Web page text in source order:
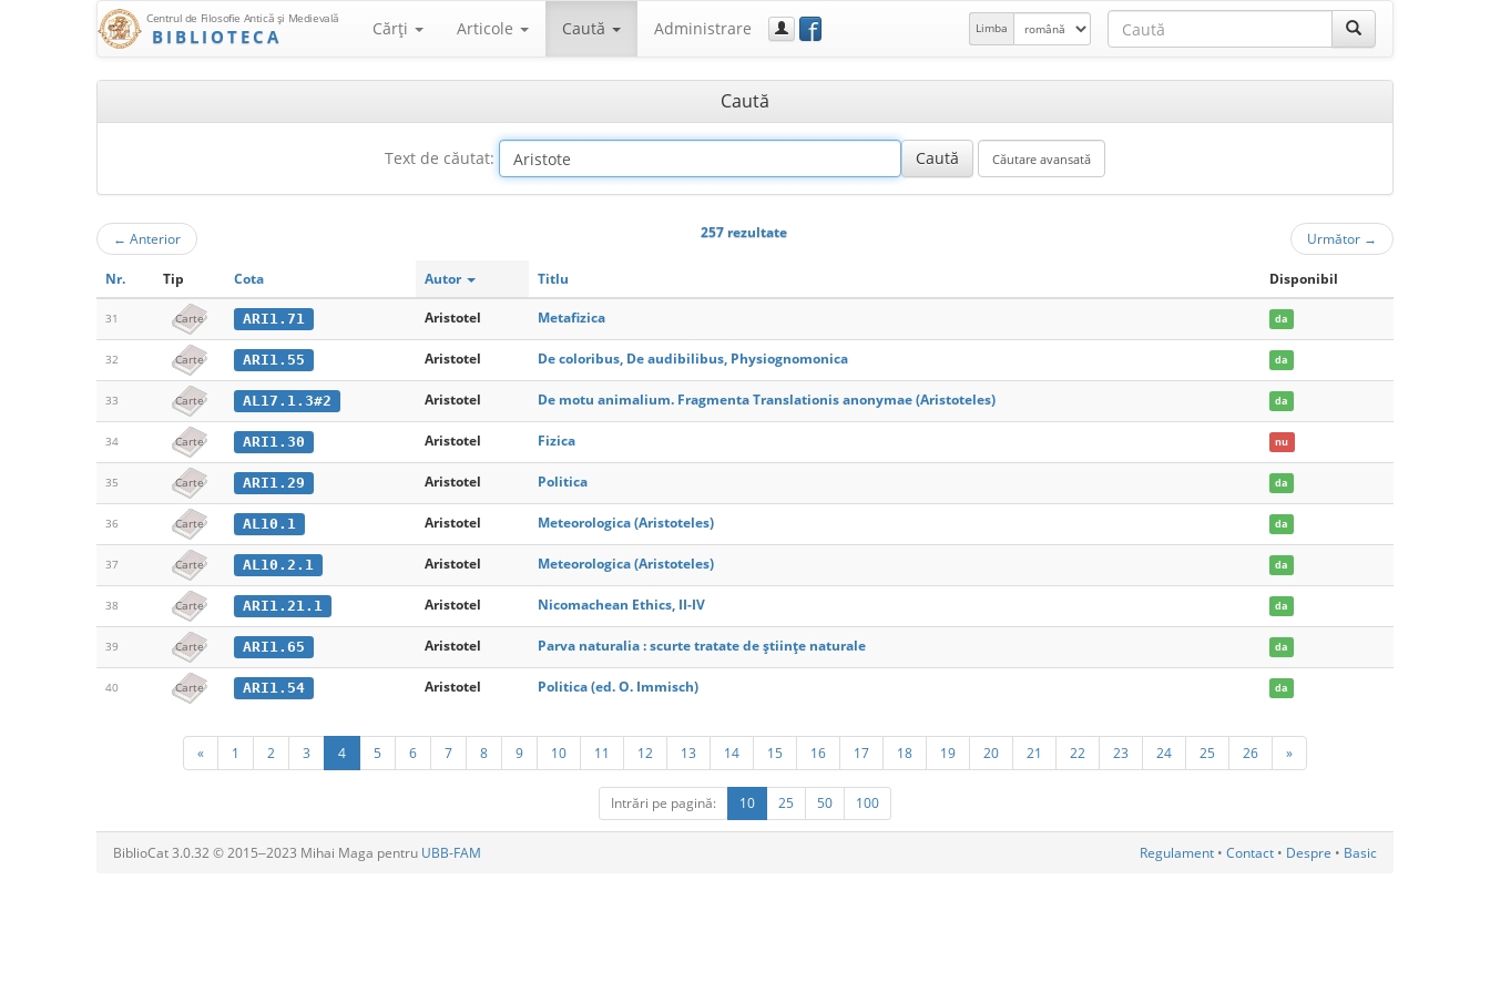
Centrul de Filosofie Antică şi Medievală
BIBLIOTECA Cărţi Articole Caută Administrare f Limba
Caută
Text de căutat:
← Anterior 257 rezultate Următor →
Nr. Tip Cota Autor Titlu Disponibil
31 Carte ARI1.71 Aristotel Metafizica da
32 Carte ARI1.55 Aristotel De coloribus, De audibilibus, Physiognomonica da
33 Carte AL17.1.3#2 Aristotel De motu animalium. Fragmenta Translationis anonymae (Aristoteles) da
34 Carte ARI1.30 Aristotel Fizica nu
35 Carte ARI1.29 Aristotel Politica da
36 Carte AL10.1 Aristotel Meteorologica (Aristoteles) da
37 Carte AL10.2.1 Aristotel Meteorologica (Aristoteles) da
38 Carte ARI1.21.1 Aristotel Nicomachean Ethics, II-IV da
39 Carte ARI1.65 Aristotel Parva naturalia : scurte tratate de ştiinţe naturale da
40 Carte ARI1.54 Aristotel Politica (ed. O. Immisch) da
« 1 2 3 4 5 6 7 8 9 10 11 12 13 14 15 16 17 18 19 20 21 22 23 24 25 26 »
Intrări pe pagină: 10 25 50 100
BiblioCat 3.0.32 © 2015‒2023 Mihai Maga pentru UBB-FAM Regulament • Contact • Despre • Basic